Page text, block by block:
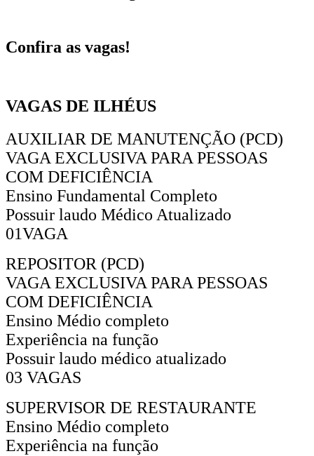
Confira as vagas!
VAGAS DE ILHÉUS
AUXILIAR DE MANUTENÇÃO (PCD)
VAGA EXCLUSIVA PARA PESSOAS
COM DEFICIÊNCIA
Ensino Fundamental Completo
Possuir laudo Médico Atualizado
01VAGA
REPOSITOR (PCD)
VAGA EXCLUSIVA PARA PESSOAS
COM DEFICIÊNCIA
Ensino Médio completo
Experiência na função
Possuir laudo médico atualizado
03 VAGAS
SUPERVISOR DE RESTAURANTE
Ensino Médio completo
Experiência na função